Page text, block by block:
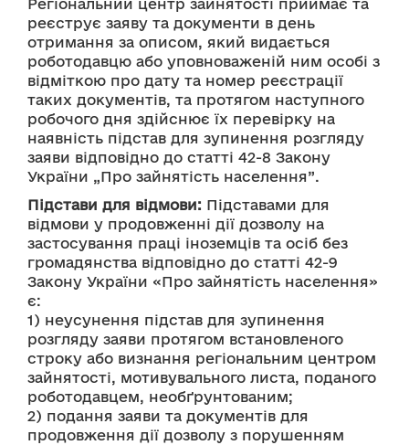
Регіональний центр зайнятості приймає та
реєструє заяву та документи в день
отримання за описом, який видається
роботодавцю або уповноваженій ним особі з
відміткою про дату та номер реєстрації
таких документів, та протягом наступного
робочого дня здійснює їх перевірку на
наявність підстав для зупинення розгляду
заяви відповідно до статті 42-8 Закону
України „Про зайнятість населення”.
Підстави для відмови: Підставами для
відмови у продовженні дії дозволу на
застосування праці іноземців та осіб без
громадянства відповідно до статті 42-9
Закону України «Про зайнятість населення»
є:
1) неусунення підстав для зупинення
розгляду заяви протягом встановленого
строку або визнання регіональним центром
зайнятості, мотивувального листа, поданого
роботодавцем, необґрунтованим;
2) подання заяви та документів для
продовження дії дозволу з порушенням